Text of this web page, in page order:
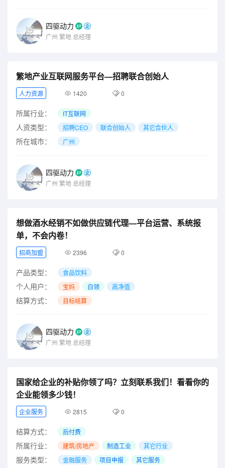
四驱动力
广州 繁地 总经理
繁地产业互联网服务平台—招聘联合创始人
人力资源 1420 0
所属行业： IT互联网
人资类型： 招聘CEO 联合创始人 其它合伙人
所在城市： 广州
四驱动力
广州 繁地 总经理
想做酒水经销不如做供应链代理—平台运营、系统报
单，不会内卷！
招商加盟 2396 0
产品类型： 食品饮料
个人用户： 宝妈 白领 高净值
结算方式： 目标结算
四驱动力
广州 繁地 总经理
国家给企业的补贴你领了吗？立刻联系我们！看看你的
企业能领多少钱！
企业服务 2815 0
结算方式： 后付费
所属行业： 建筑/房地产 制造工业 其它行业
服务类型： 金融服务 项目申报 其它服务